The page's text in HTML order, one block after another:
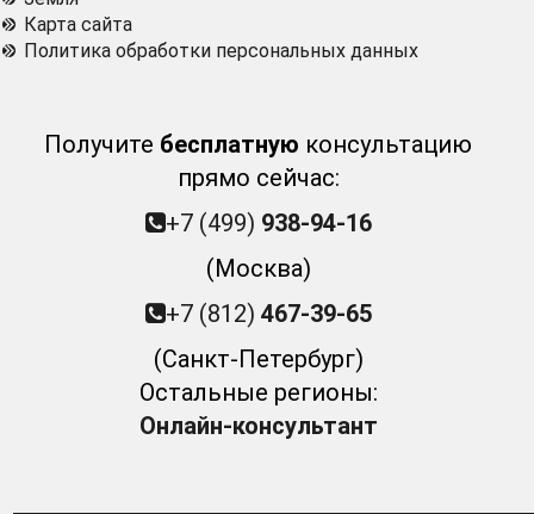
Карта сайта
Политика обработки персональных данных
Получите бесплатную консультацию
прямо сейчас:
+7 (499) 938-94-16
(Москва)
+7 (812) 467-39-65
(Санкт-Петербург)
Остальные регионы:
Онлайн-консультант